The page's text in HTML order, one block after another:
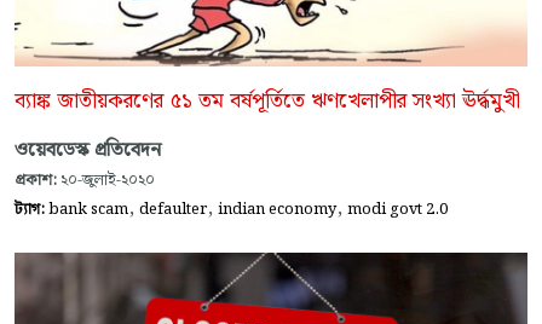
ব্যাঙ্ক জাতীয়করণের ৫১ তম বর্ষপূর্তিতে ঋণখেলাপীর সংখ্যা ঊর্দ্ধমুখী
ওয়েবডেস্ক প্রতিবেদন
প্রকাশ: ২০-জুলাই-২০২০
ট্যাগ:bank scam, defaulter, indian economy, modi govt 2.0